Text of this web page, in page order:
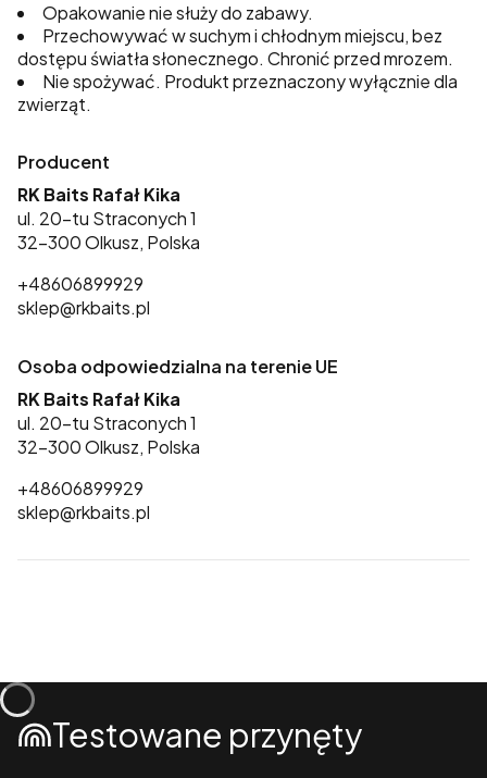
Opakowanie nie służy do zabawy.
Przechowywać w suchym i chłodnym miejscu, bez
dostępu światła słonecznego. Chronić przed mrozem.
Nie spożywać. Produkt przeznaczony wyłącznie dla
zwierząt.
Producent
RK Baits Rafał Kika
ul. 20-tu Straconych 1
32-300 Olkusz, Polska
+48606899929
sklep@rkbaits.pl
Osoba odpowiedzialna na terenie UE
RK Baits Rafał Kika
ul. 20-tu Straconych 1
32-300 Olkusz, Polska
+48606899929
sklep@rkbaits.pl
Testowane przynęty